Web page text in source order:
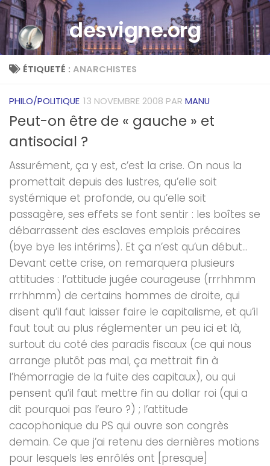
Skip to contentdesvigne.org
ÉTIQUETÉ : ANARCHISTES
PHILO/POLITIQUE 13 NOVEMBRE 2008 PAR MANU
Peut-on être de « gauche » et
antisocial ?
Assurément, ça y est, c’est la crise. On nous la
promettait depuis des lustres, qu’elle soit
systémique et profonde, ou qu’elle soit
passagère, ses effets se font sentir : les boîtes se
débarrassent des esclaves emplois précaires
(bye bye les intérims). Et ça n’est qu’un début…
Devant cette crise, on remarquera plusieurs
attitudes : l’attitude jugée courageuse (rrrhhmm
rrrhhmm) de certains hommes de droite, qui
disent qu’il faut laisser faire le capitalisme, et qu’il
faut tout au plus réglementer un peu ici et là,
surtout du coté des paradis fiscaux (ce qui nous
arrange plutôt pas mal, ça mettrait fin à
l’hémorragie de la fuite des capitaux), ou qui
pensent qu’il faut mettre fin au dollar roi (qui a
dit pourquoi pas l’euro ?) ; l’attitude
cacophonique du PS qui ouvre son congrès
demain. Ce que j’ai retenu des dernières motions
pour lesquels les enrôlés ont [presque]